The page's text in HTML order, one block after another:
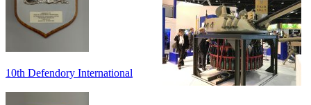
10th Defendory International